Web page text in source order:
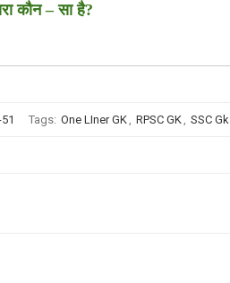
कौन – सा है?
Tags: One LIner GK, RPSC GK, SSC Gk